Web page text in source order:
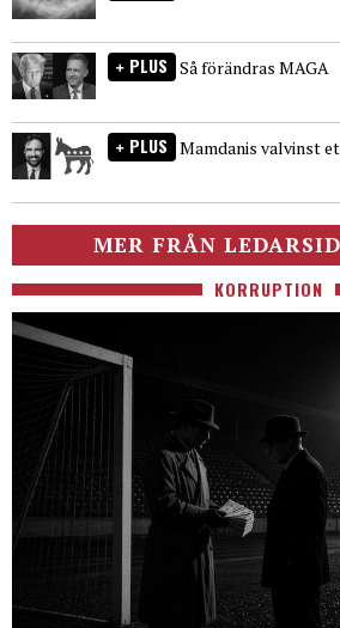
PLUS Så förändras MAGA
PLUS Mamdanis valvinst
MER FRÅN
KORRUPTION